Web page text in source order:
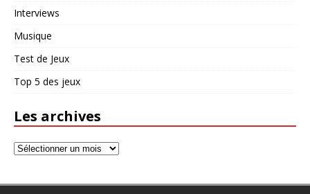
Interviews
Musique
Test de Jeux
Top 5 des jeux
Les archives